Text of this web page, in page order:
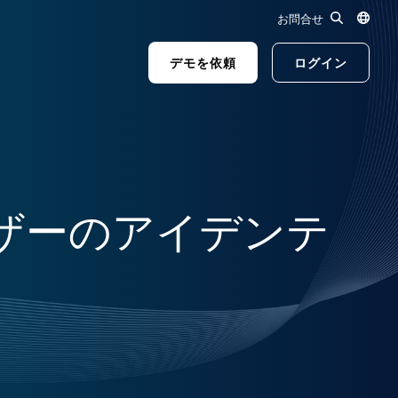
お問合せ
デモを依頼 ログイン
のアイデンテ